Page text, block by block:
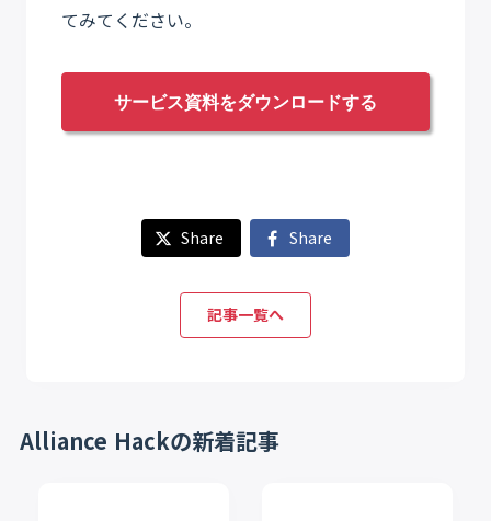
てみてください。
サービス資料をダウンロードする
Share Share
記事一覧へ
Alliance Hackの新着記事